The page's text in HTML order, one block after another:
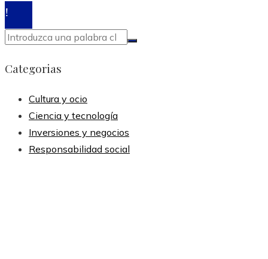
Categorias
Cultura y ocio
Ciencia y tecnología
Inversiones y negocios
Responsabilidad social